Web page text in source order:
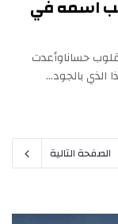
اسمه في
حسانا‏وأعدت
الذي بالجود…
الصفحة التالية